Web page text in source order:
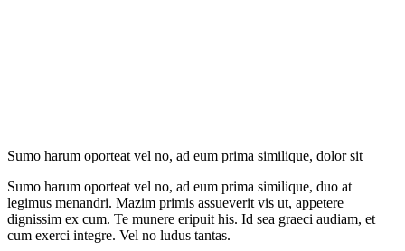
Sumo harum oporteat vel no, ad eum prima similique, dolor sit
Sumo harum oporteat vel no, ad eum prima similique, duo at
legimus menandri. Mazim primis assueverit vis ut, appetere
dignissim ex cum. Te munere eripuit his. Id sea graeci audiam, et
cum exerci integre. Vel no ludus tantas.